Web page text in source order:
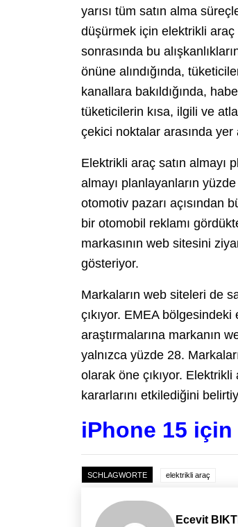
yarısı tüm satın alma
düşürmek için elektrikli araç
sonrasında bu
önüne alındığında,
kanallara bakıldığında,
tüketicilerin kısa, ilgili ve
çekici noktalar arasında yer
Elektrikli araç satın almayı
almayı planlayanların
otomotiv pazarı açısından
bir otomobil reklamı
markasının web sitesini
gösteriyor.
Markaların web siteleri de
çıkıyor. EMEA bölgesindeki
araştırmalarına markanın
yalnızca yüzde 28.
olarak öne çıkıyor.
kararlarını etkilediğini
iPhone 15 için
SCHLAGWORTE elektrikli araç
Ecevit